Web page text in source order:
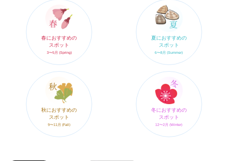
春におすすめの
スポット
3〜5月 (Spring)
夏におすすめの
スポット
6〜8月 (Summer)
秋におすすめの
スポット
9〜11月 (Fall)
冬におすすめの
スポット
12〜2月 (Winter)